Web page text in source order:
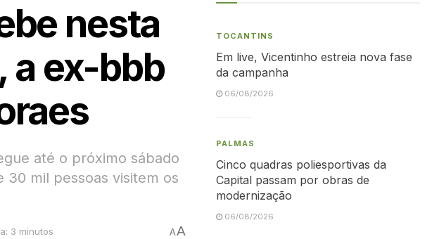
nesta
a ex-bbb
até o próximo sábado
mil pessoas visitem os
3 minutos AA
TOCANTINS
Em live, Vicentinho estreia nova fase
da campanha
06/08/2026
PALMAS
Cinco quadras poliesportivas da
Capital passam por obras de
modernização
06/08/2026